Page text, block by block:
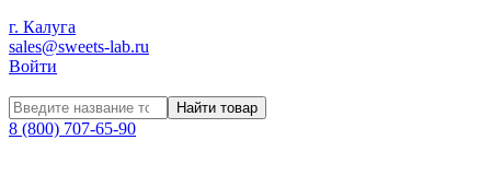
г. Калуга
sales@sweets-lab.ru
Войти
Найти товар
8 (800) 707-65-90